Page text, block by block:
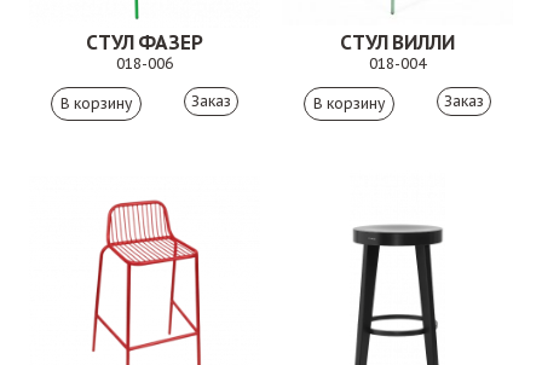
СТУЛ ФАЗЕР
018-006
Заказ
СТУЛ ВИЛЛИ
018-004
Заказ